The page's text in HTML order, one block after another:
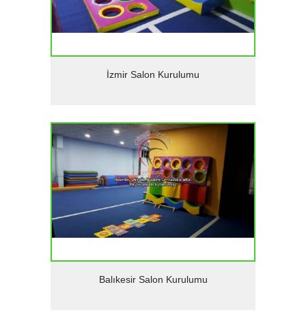
Detaylar
İzmir Salon Kurulumu
Detaylar
Balıkesir Salon Kurulumu